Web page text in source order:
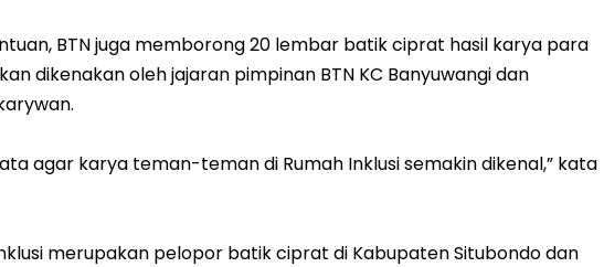
BTN juga memborong 20 lembar batik ciprat hasil karya para
dikenakan oleh jajaran pimpinan BTN KC Banyuwangi dan
agar karya teman-teman di Rumah Inklusi semakin dikenal,” kata
merupakan pelopor batik ciprat di Kabupaten Situbondo dan